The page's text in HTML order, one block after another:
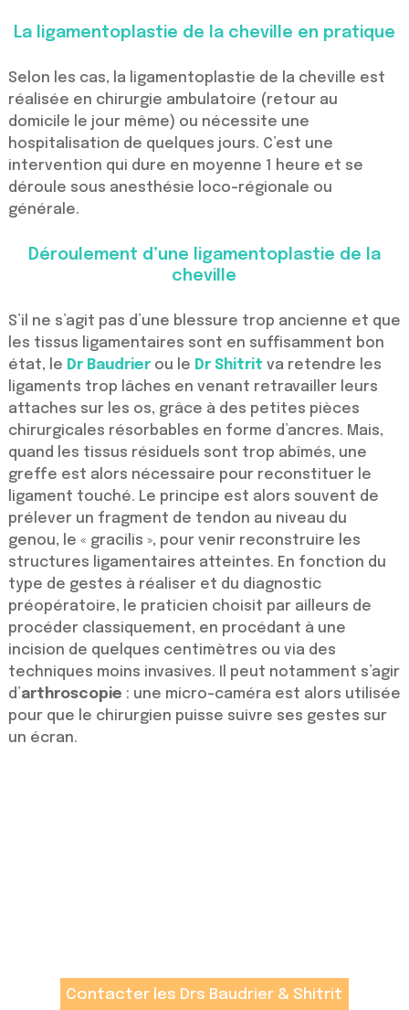
La ligamentoplastie de la cheville en pratique
Selon les cas, la ligamentoplastie de la cheville est
réalisée en chirurgie ambulatoire (retour au
domicile le jour même) ou nécessite une
hospitalisation de quelques jours. C’est une
intervention qui dure en moyenne 1 heure et se
déroule sous anesthésie loco-régionale ou
générale.
Déroulement d’une ligamentoplastie de la
cheville
S’il ne s’agit pas d’une blessure trop ancienne et que
les tissus ligamentaires sont en suffisamment bon
état, le Dr Baudrierou le Dr Shitrit va retendre les
ligaments trop lâches en venant retravailler leurs
attaches sur les os, grâce à des petites pièces
chirurgicales résorbables en forme d’ancres. Mais,
quand les tissus résiduels sont trop abîmés, une
greffe est alors nécessaire pour reconstituer le
ligament touché. Le principe est alors souvent de
prélever un fragment de tendon au niveau du
genou, le « gracilis », pour venir reconstruire les
structures ligamentaires atteintes. En fonction du
type de gestes à réaliser et du diagnostic
préopératoire, le praticien choisit par ailleurs de
procéder classiquement, en procédant à une
incision de quelques centimètres ou via des
techniques moins invasives. Il peut notamment s’agir
d’arthroscopie : une micro-caméra est alors utilisée
pour que le chirurgien puisse suivre ses gestes sur
un écran.
Contacter les Drs Baudrier & Shitrit